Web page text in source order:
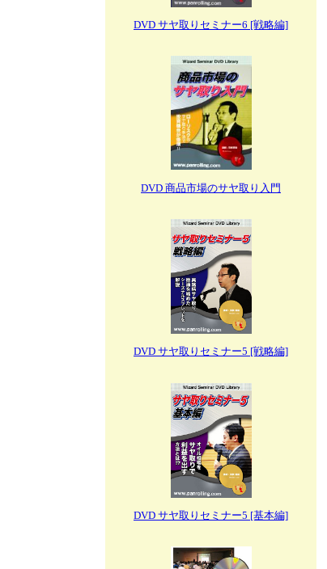
DVD サヤ取りセミナー6 [戦略編]
DVD 商品市場のサヤ取り入門
DVD サヤ取りセミナー5 [戦略編]
DVD サヤ取りセミナー5 [基本編]